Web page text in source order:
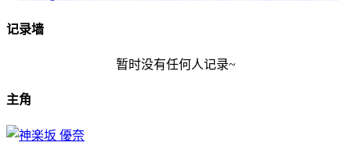
记录墙
暂时没有任何人记录~
主角